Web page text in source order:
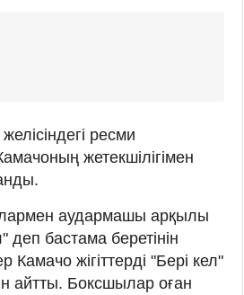
ресми
жетекшілігімен
аудармашы арқылы
деп бастама беретінін
жігіттерді "Бері кел"
айтты. Боксшылар оған